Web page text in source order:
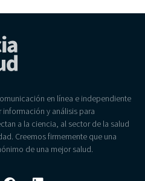
en línea e independiente
y análisis para
a la ciencia, al sector de la salud
Creemos firmemente que una
de una mejor salud.